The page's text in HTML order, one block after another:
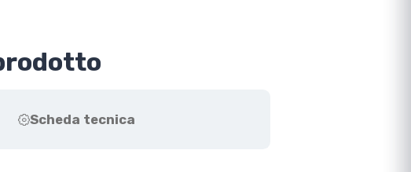
Scheda tecnica